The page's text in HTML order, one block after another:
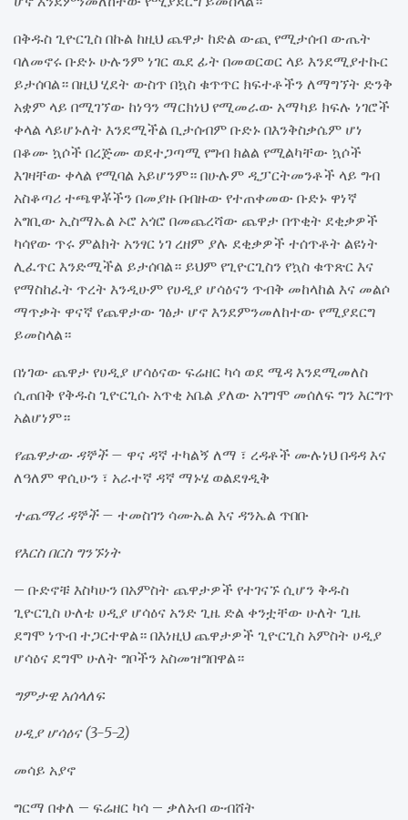
በቅዱስ ጊዮርጊስ በኩል ከዚህ ጨዋታ ከድል ውጪ የሚታሰብ ውጤት
ባለመኖሩ ቡድኑ ሁሉንም ነገር ዉደ ፊት በመወርወር ላይ እንደሚያተኩር
ይታሰባል። በዚህ ሂደት ውስጥ በኳስ ቁጥጥር ክፍተቶችን ለማግኘት ድንቅ
አቋም ላይ በሚገኘው ከነዓን ማርክነህ የሚመራው አማካይ ክፍሉ ነገሮች
ቀላል ላይሆኑለት እንደሚችል ቢታሰብም ቡድኑ በእንቅስቃሴም ሆነ
በቆሙ ኳሶች በረጅሙ ወደተጋጣሚ የግብ ክልል የሚልካቸው ኳሶች
እገዛቸው ቀላል የሚባል አይሆንም። በሁሉም ዲፓርትመንቶች ላይ ግብ
አስቆጣሪ ተጫዋቾችን በመያዙ በብዙው የተጠቀመው ቡድኑ ዋነኛ
አግቢው ኢስማኤል ኦሮ አጎሮ በመጨረሻው ጨዋታ በጥቂት ደቂቃዎች
ካሳየው ጥሩ ምልክት አንፃር ነገ ረዘም ያሉ ደቂቃዎች ተሰጥቶት ልዩነት
ሊፈጥር እንድሚችል ይታሰባል። ይህም የጊዮርጊስን የኳስ ቁጥጽር እና
የማስከፈት ጥረት እንዲሁም የሀዲያ ሆሳዕናን ጥብቅ መከላከል እና መልሶ
ማጥቃት ዋናኛ የጨዋታው ገፅታ ሆኖ እንደምንመለከተው የሚያደርግ
ይመስላል።
በነገው ጨዋታ የሀዲያ ሆሳዕናው ፍሬዘር ካሳ ወደ ሜዳ እንደሚመለስ
ሲጠበቅ የቅዱስ ጊዮርጊሱ አጥቂ አቤል ያለው አገግሞ መሰለፍ ግን እርግጥ
አልሆነም።
የጨዋታው ዳኞች – ዋና ዳኛ ተካልኝ ለማ ፣ ረዳቶች ሙሉነህ በዳዳ እና
ለዓለም ዋሲሁን ፣ አራተኛ ዳኛ ማኑሄ ወልደፃዲቅ
ተጨማሪ ዳኞች – ተመስገን ሳሙኤል እና ዳንኤል ጥበቡ
የእርስ በርስ ግንኙነት
– ቡድኖቹ እስካሁን በአምስት ጨዋታዎች የተገናኙ ሲሆን ቅዱስ
ጊዮርጊስ ሁለቴ ሀዲያ ሆሳዕና አንድ ጊዜ ድል ቀንቷቸው ሁለት ጊዜ
ደግሞ ነጥብ ተጋርተዋል። በእነዚህ ጨዋታዎች ጊዮርጊስ አምስት ሀዲያ
ሆሳዕና ደግሞ ሁለት ግቦችን አስመዝግበዋል።
ግምታዊ አሰላለፍ
ሀዲያ ሆሳዕና (3-5-2)
መሳይ አያኖ
ግርማ በቀለ – ፍሬዘር ካሳ – ቃለአብ ውብሸት